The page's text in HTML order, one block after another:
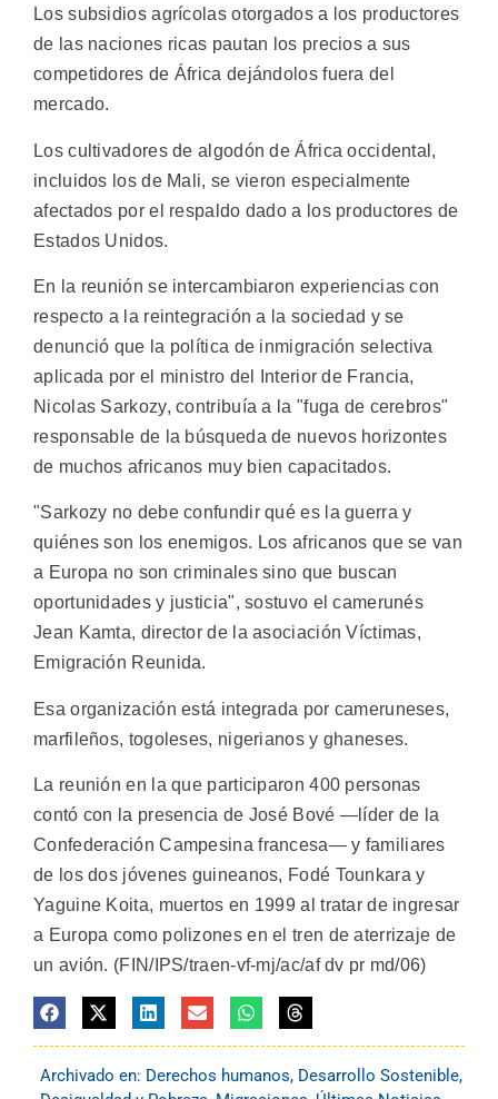
Los subsidios agrícolas otorgados a los productores
de las naciones ricas pautan los precios a sus
competidores de África dejándolos fuera del
mercado.
Los cultivadores de algodón de África occidental,
incluidos los de Mali, se vieron especialmente
afectados por el respaldo dado a los productores de
Estados Unidos.
En la reunión se intercambiaron experiencias con
respecto a la reintegración a la sociedad y se
denunció que la política de inmigración selectiva
aplicada por el ministro del Interior de Francia,
Nicolas Sarkozy, contribuía a la "fuga de cerebros"
responsable de la búsqueda de nuevos horizontes
de muchos africanos muy bien capacitados.
"Sarkozy no debe confundir qué es la guerra y
quiénes son los enemigos. Los africanos que se van
a Europa no son criminales sino que buscan
oportunidades y justicia", sostuvo el camerunés
Jean Kamta, director de la asociación Víctimas,
Emigración Reunida.
Esa organización está integrada por cameruneses,
marfileños, togoleses, nigerianos y ghaneses.
La reunión en la que participaron 400 personas
contó con la presencia de José Bové —líder de la
Confederación Campesina francesa— y familiares
de los dos jóvenes guineanos, Fodé Tounkara y
Yaguine Koita, muertos en 1999 al tratar de ingresar
a Europa como polizones en el tren de aterrizaje de
un avión. (FIN/IPS/traen-vf-mj/ac/af dv pr md/06)
Archivado en: Derechos humanos, Desarrollo Sostenible,